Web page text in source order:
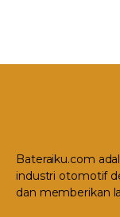
Bateraiku.com
industri otomotif
dan memberikan